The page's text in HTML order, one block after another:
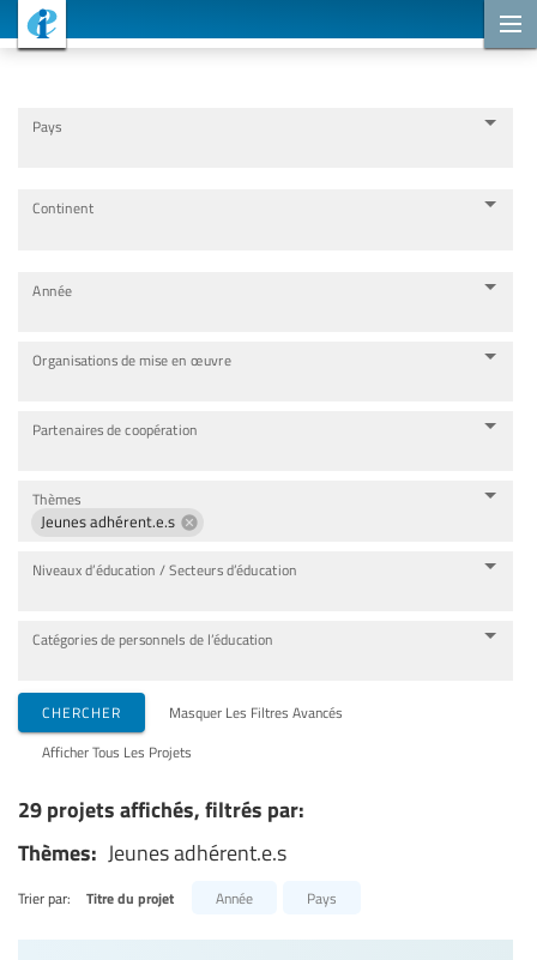
Pays
Continent
Année
Organisations de mise en œuvre
Partenaires de coopération
Thèmes
Jeunes adhérent.e.s
Niveaux d’éducation / Secteurs d’éducation
Catégories de personnels de l’éducation
CHERCHER Masquer Les Filtres Avancés
Afficher Tous Les Projets
29 projets affichés, filtrés par:
Thèmes: Jeunes adhérent.e.s
Trier par: Titre du projet Année Pays